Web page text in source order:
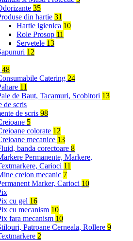
35
din hartie 31
Hartie igienica 10
Role Prosop 11
Servetele 13
12
48
Catering 24
11
de Baut, Tacamuri, Scobitori 13
de scris 98
5
colorate 12
mecanice 13
banda corectoare 8
Permanente, Markere,
Carioci 11
creion mecanic 7
Marker, Carioci 10
cu gel 16
cu mecanism 10
fara mecanism 10
Patroane Cerneala, Rollere 9
2